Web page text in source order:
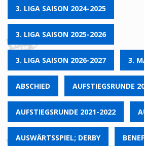
3. LIGA SAISON 2024-2025
3. LIGA SAISON 2025-2026
3. LIGA SAISON 2026-2027 3.
ABSCHIED AUFSTIEGSRUNDE
AUFSTIEGSRUNDE 2021-2022
AUSWÄRTSSPIEL; DERBY